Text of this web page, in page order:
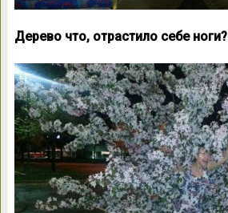
Дерево что, отрастило себе ноги?